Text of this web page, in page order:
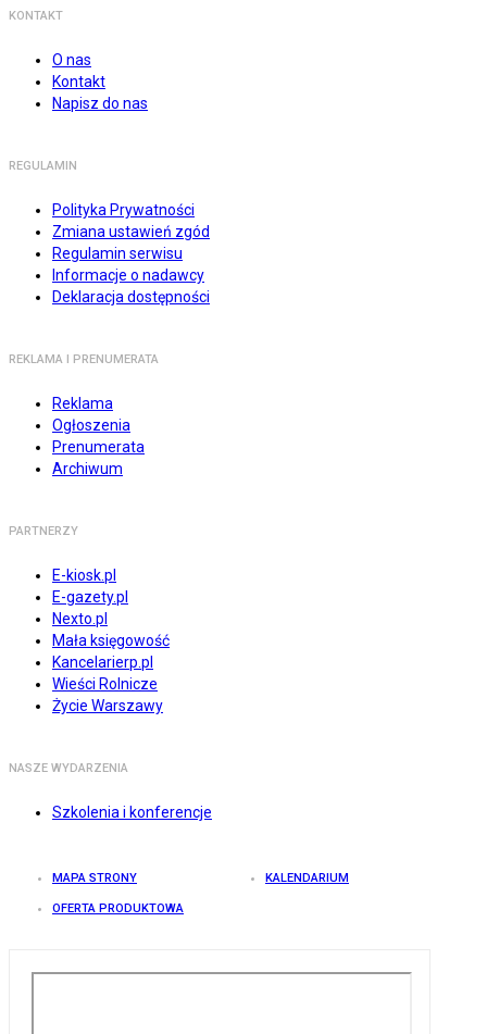
KONTAKT
O nas
Kontakt
Napisz do nas
REGULAMIN
Polityka Prywatności
Zmiana ustawień zgód
Regulamin serwisu
Informacje o nadawcy
Deklaracja dostępności
REKLAMA I PRENUMERATA
Reklama
Ogłoszenia
Prenumerata
Archiwum
PARTNERZY
E-kiosk.pl
E-gazety.pl
Nexto.pl
Mała księgowość
Kancelarierp.pl
Wieści Rolnicze
Życie Warszawy
NASZE WYDARZENIA
Szkolenia i konferencje
MAPA STRONY KALENDARIUM
OFERTA PRODUKTOWA